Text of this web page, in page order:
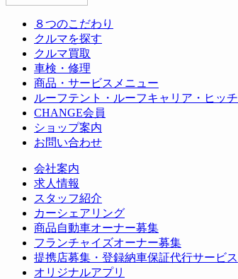
８つのこだわり
クルマを探す
クルマ買取
車検・修理
商品・サービスメニュー
ルーフテント・ルーフキャリア・ヒッ
CHANGE会員
ショップ案内
お問い合わせ
会社案内
求人情報
スタッフ紹介
カーシェアリング
商品自動車オーナー募集
フランチャイズオーナー募集
提携店募集・登録納車保証代行サービス
オリジナルアプリ